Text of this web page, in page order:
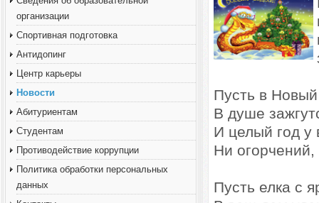
организации
Спортивная подготовка
Антидопинг
Центр карьеры
Новости
Абитуриентам
Студентам
Противодействие коррупции
Политика обработки персональных
данных
Пусть в
В душе
И целый год у
Ни огорчений,
Пусть елка с